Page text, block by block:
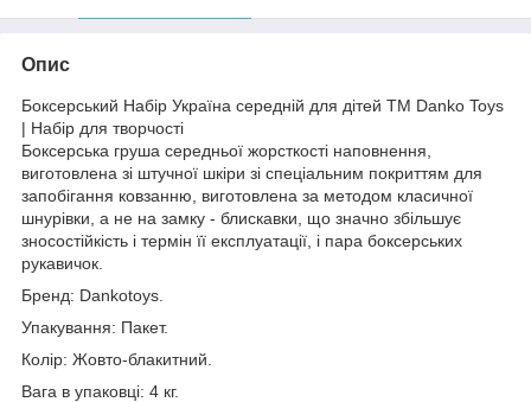
Опис
Боксерський Набір Україна середній для дітей ТМ Danko Toys
| Набір для творчості
Боксерська груша середньої жорсткості наповнення,
виготовлена зі штучної шкіри зі спеціальним покриттям для
запобігання ковзанню, виготовлена за методом класичної
шнурівки, а не на замку - блискавки, що значно збільшує
зносостійкість і термін її експлуатації, і пара боксерських
рукавичок.
Бренд: Dankotoys.
Упакування: Пакет.
Колір: Жовто-блакитний.
Вага в упаковці: 4 кг.